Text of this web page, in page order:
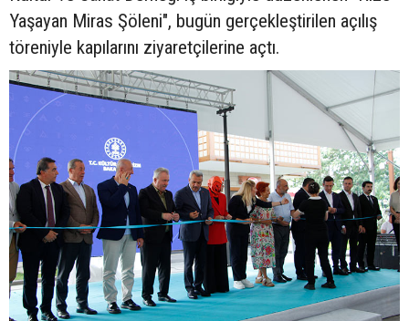
Yaşayan Miras Şöleni", bugün gerçekleştirilen açılış
töreniyle kapılarını ziyaretçilerine açtı.